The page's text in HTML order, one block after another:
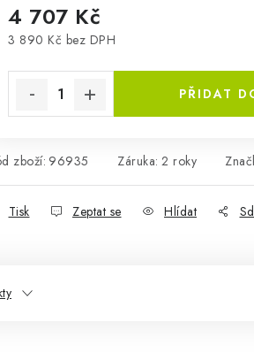
4 707 Kč
3 890 Kč bez DPH
PŘIDAT
zboží: 96935 Záruka: 2 roky
Tisk Zeptat se Hlídat